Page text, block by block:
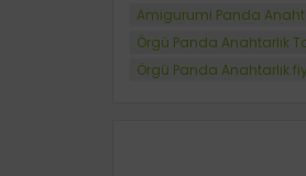
Amigurumi Panda
Örgü Panda Anahtarlık
Örgü Panda Anahtarlık